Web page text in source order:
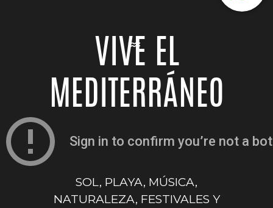
VIVE EL
MEDITERRÁNEO
SOL, PLAYA, MÚSICA,
NATURALEZA, FESTIVALES Y